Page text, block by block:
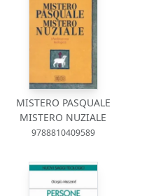
MISTERO PASQUALE
MISTERO NUZIALE
9788810409589